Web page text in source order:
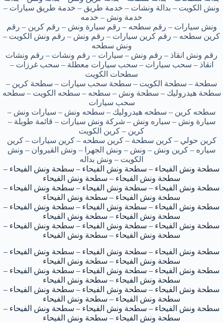
ونش الكويت – بدالة ونشات – خدمة طريق – خدمة طريق سيارات –
خدمة ونش – خدمه
ونش سيارات – رقم سطحه – رقم سيارة ونش – رقم كرين – رقم
كرين سطحه – رقم كرين سيارات – رقم ونش – رقم ونش الكويت –
ونش سطحه
رقم ونش انقاذ – رقم ونش – سيارات – رقم ونشات – رقم ونشات
انقاذ – سحب سيارات – سحب سيارات معطلة – سحب غرزات –
سطحات الكويت
سطحة – سطحة الكويت – سطحة سحب سيارات – سطحة كرين –
سطحة هيدروليك – سطحة ونش – سطحه – سطحه الكويت – سطحه
سحب سيارات
سطحه كرين – سطحه هيدروليك – سطحه ونش – سيارات ونش –
سيارة ونش – سياره ونش – شركة ونش سيارات – قائمة طويلة –
كرين – كرين الكويت
كرين حولي – كرين سطحة – كرين سطحه – كرين سيارات – كرين
سياره – كرين ونش – ونش – ونش الجهرا – ونش القيروان – ونش
الكويت – ونش بداله
سطحة ونش الفيحاء – سطحة ونش الفيحاء – سطحة ونش الفيحاء –
سطحة ونش الفيحاء – سطحة ونش الفيحاء
سطحة ونش الفيحاء – سطحة ونش الفيحاء – سطحة ونش الفيحاء –
سطحة ونش الفيحاء – سطحة ونش الفيحاء
سطحة ونش الفيحاء – سطحة ونش الفيحاء – سطحة ونش الفيحاء –
سطحة ونش الفيحاء – سطحة ونش الفيحاء
سطحة ونش الفيحاء – سطحة ونش الفيحاء – سطحة ونش الفيحاء –
سطحة ونش الفيحاء – سطحة ونش الفيحاء
سطحة ونش الفيحاء – سطحة ونش الفيحاء – سطحة ونش الفيحاء –
سطحة ونش الفيحاء – سطحة ونش الفيحاء
سطحة ونش الفيحاء – سطحة ونش الفيحاء – سطحة ونش الفيحاء –
سطحة ونش الفيحاء – سطحة ونش الفيحاء
سطحة ونش الفيحاء – سطحة ونش الفيحاء – سطحة ونش الفيحاء –
سطحة ونش الفيحاء – سطحة ونش الفيحاء
سطحة ونش الفيحاء – سطحة ونش الفيحاء – سطحة ونش الفيحاء –
سطحة ونش الفيحاء – سطحة ونش الفيحاء